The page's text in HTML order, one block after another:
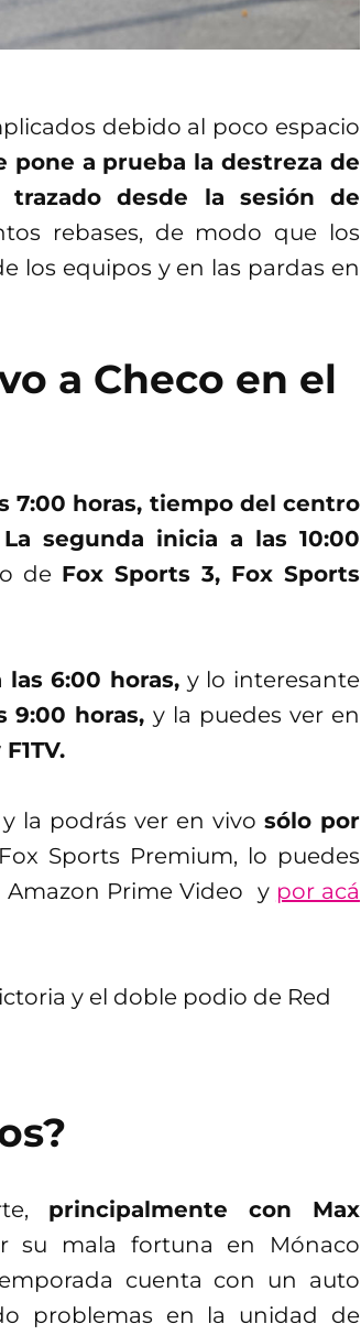
debido al poco espacio
pone a prueba la destreza de
desde la sesión de
rebases, de modo que los
los equipos y en las pardas en
a Checo en el
7:00 horas, tiempo del centro
La segunda inicia a las 10:00
de Fox Sports 3, Fox Sports
6:00 horas,y lo interesante
9:00 horas,y la puedes ver en
y la podrás ver en vivosólo por
Sports Premium, lo puedes
Amazon Prime Video y por acá
principalmente con Max
su mala fortuna en Mónaco
cuenta con un auto
problemas en la unidad de